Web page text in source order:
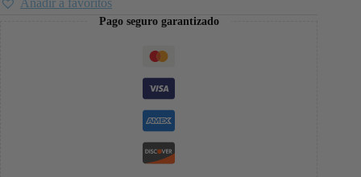
Pago seguro garantizado